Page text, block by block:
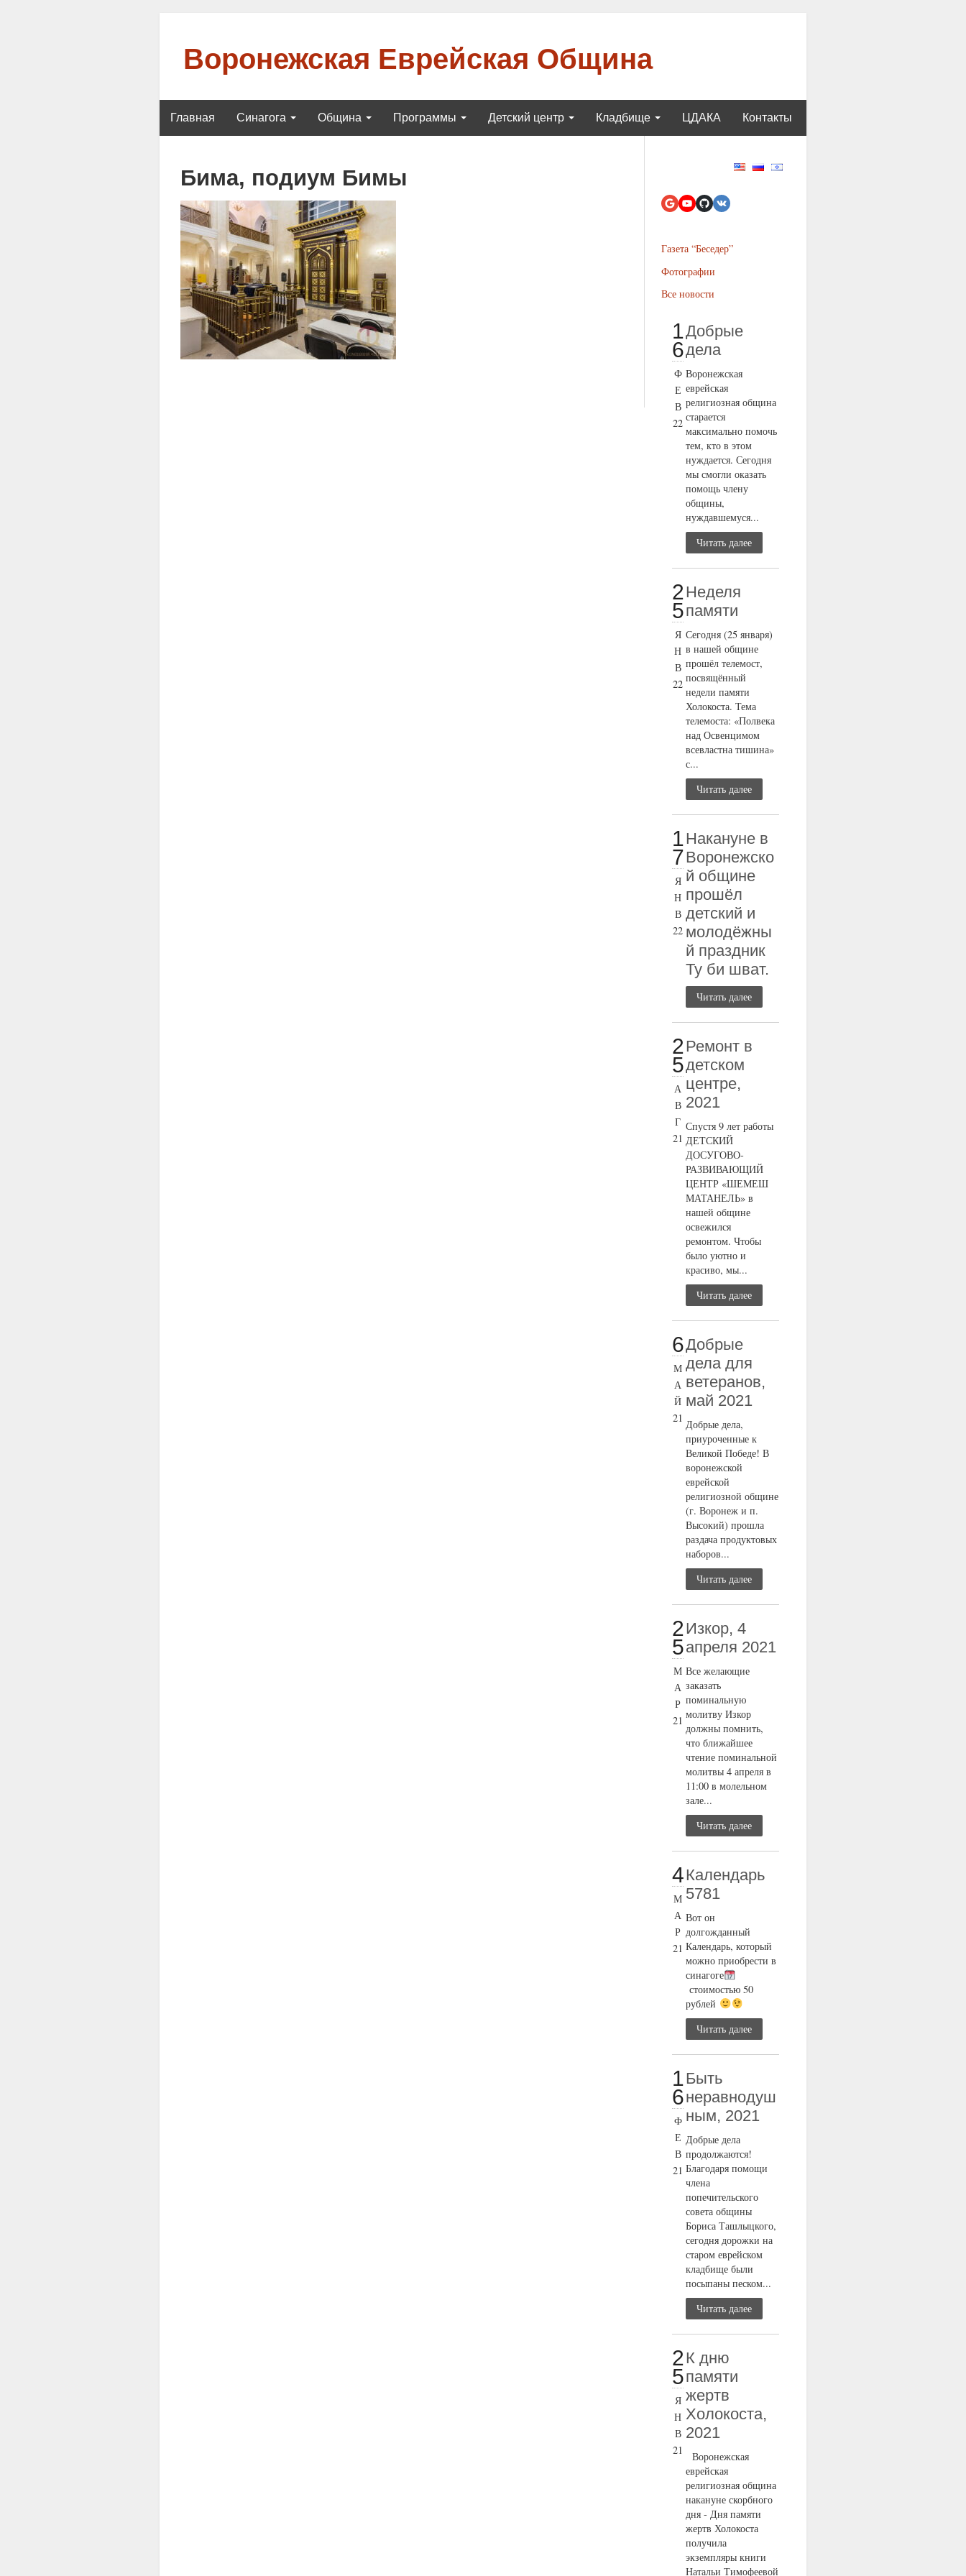
Воронежская Еврейская Община
Главная Синагога Община Программы Детский центр Кладбище ЦДАКА Контакты
Бима, подиум Бимы
Газета “Беседер”
Фотографии
Все новости
1
6
Ф
Е
В
22
Добрые
дела
Воронежская
еврейская
религиозная община
старается
максимально помочь
тем, кто в этом
нуждается. Сегодня
мы смогли оказать
помощь члену
общины,
нуждавшемуся...
Читать далее
2
5
Я
Н
В
22
Неделя
памяти
Сегодня (25 января)
в нашей общине
прошёл телемост,
посвящённый
недели памяти
Холокоста. Тема
телемоста: «Полвека
над Освенцимом
всевластна тишина»
с...
Читать далее
1
7
Я
Н
В
22
Накануне в
Воронежско
й общине
прошёл
детский и
молодёжны
й праздник
Ту би шват.
Читать далее
2
5
А
В
Г
21
Ремонт в
детском
центре,
2021
Спустя 9 лет работы
ДЕТСКИЙ
ДОСУГОВО-
РАЗВИВАЮЩИЙ
ЦЕНТР «ШЕМЕШ
МАТАНЕЛЬ» в
нашей общине
освежился
ремонтом. Чтобы
было уютно и
красиво, мы...
Читать далее
6
М
А
Й
21
Добрые
дела для
ветеранов,
май 2021
Добрые дела,
приуроченные к
Великой Победе! В
воронежской
еврейской
религиозной общине
(г. Воронеж и п.
Высокий) прошла
раздача продуктовых
наборов...
Читать далее
2
5
М
А
Р
21
Изкор, 4
апреля 2021
Все желающие
заказать
поминальную
молитву Изкор
должны помнить,
что ближайшее
чтение поминальной
молитвы 4 апреля в
11:00 в молельном
зале...
Читать далее
4
М
А
Р
21
Календарь
5781
Вот он
долгожданный
Календарь, который
можно приобрести в
синагоге
стоимостью 50
рублей
Читать далее
1
6
Ф
Е
В
21
Быть
неравнодуш
ным, 2021
Добрые дела
продолжаются!
Благодаря помощи
члена
попечительского
совета общины
Бориса Ташлыцкого,
сегодня дорожки на
старом еврейском
кладбище были
посыпаны песком...
Читать далее
2
5
Я
Н
В
21
К дню
памяти
жертв
Холокоста,
2021
Воронежская
еврейская
религиозная община
накануне скорбного
дня - Дня памяти
жертв Холокоста
получила
экземпляры книги
Натальи Тимофеевой